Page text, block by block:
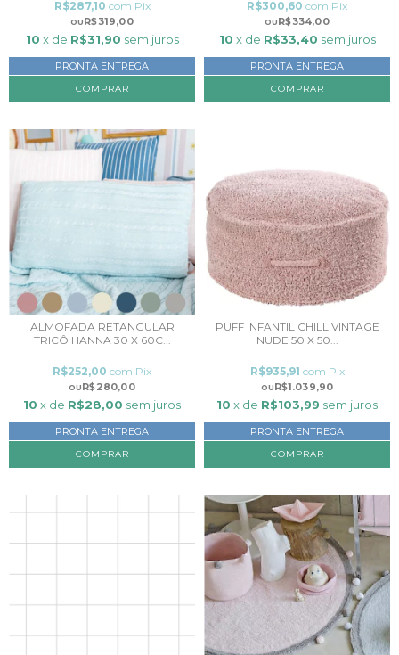
R$319,00
R$287,10 com Pix
10 x de R$31,90 sem juros
PRONTA ENTREGA
R$334,00
R$300,60 com Pix
10 x de R$33,40 sem juros
PRONTA ENTREGA
COMPRAR
ALMOFADA RETANGULAR
TRICÔ HANNA 30 X 60C...
R$280,00
R$252,00 com Pix
10 x de R$28,00 sem juros
PRONTA ENTREGA
COMPRAR
PUFF INFANTIL CHILL VINTAGE
NUDE 50 X 50...
R$1.039,90
R$935,91 com Pix
10 x de R$103,99 sem juros
PRONTA ENTREGA